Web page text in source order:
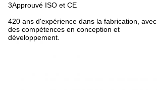
3Approuvé ISO et CE
420 ans d'expérience dans la fabrication, avec
des compétences en conception et
développement.